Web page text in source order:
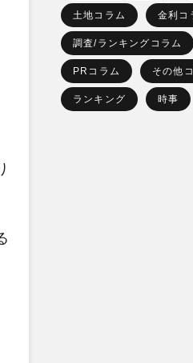
土地コラム 金利コ
調査/ランキングコラム
PRコラム その他
ランキング 時事